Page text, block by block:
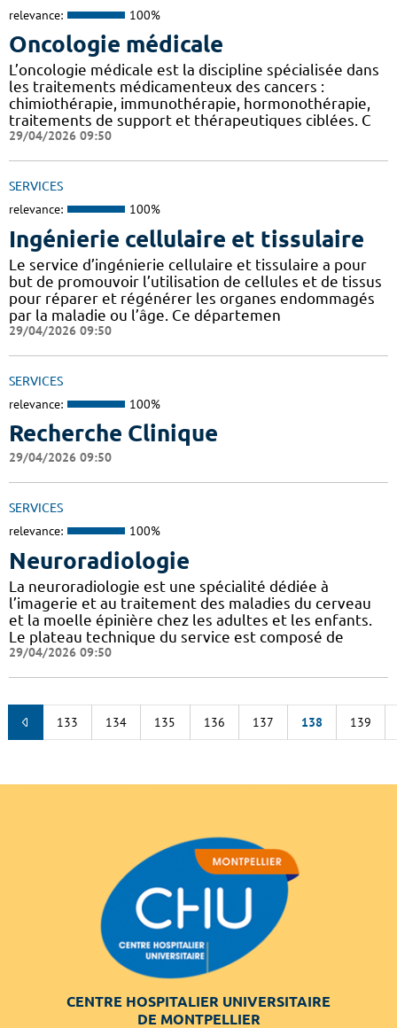
relevance: 100%
Oncologie médicale
L’oncologie médicale est la discipline spécialisée dans
les traitements médicamenteux des cancers :
chimiothérapie, immunothérapie, hormonothérapie,
traitements de support et thérapeutiques ciblées. C
29/04/2026 09:50
SERVICES
relevance: 100%
Ingénierie cellulaire et tissulaire
Le service d’ingénierie cellulaire et tissulaire a pour
but de promouvoir l’utilisation de cellules et de tissus
pour réparer et régénérer les organes endommagés
par la maladie ou l’âge. Ce départemen
29/04/2026 09:50
SERVICES
relevance: 100%
Recherche Clinique
29/04/2026 09:50
SERVICES
relevance: 100%
Neuroradiologie
La neuroradiologie est une spécialité dédiée à
l’imagerie et au traitement des maladies du cerveau
et la moelle épinière chez les adultes et les enfants.
Le plateau technique du service est composé de
29/04/2026 09:50
133 134 135 136 137 138 139
CENTRE HOSPITALIER UNIVERSITAIRE
DE MONTPELLIER